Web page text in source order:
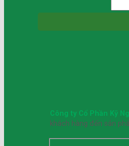
Công ty Cổ Phần Kỹ
khách hàng đến sản